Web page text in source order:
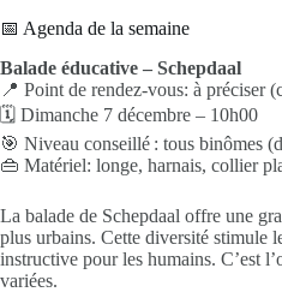
📅 Agenda de la semaine
Balade éducative – Schepdaal
📍 Point de rendez-vous: à préciser
🗓 Dimanche 7 décembre – 10h00
🎯 Niveau conseillé : tous binômes
👜 Matériel: longe, harnais, collier
La balade de Schepdaal offre une
plus urbains. Cette diversité stimule
instructive pour les humains. C’est
variées.